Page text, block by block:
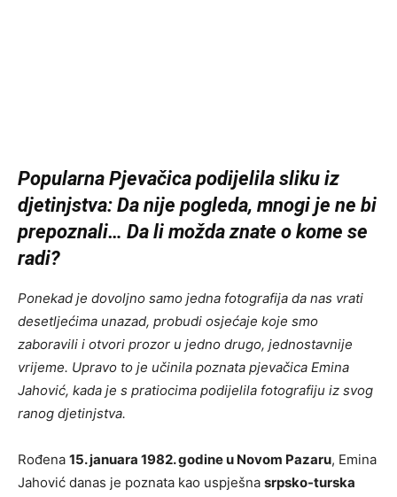
Popularna Pjevačica podijelila sliku iz
djetinjstva: Da nije pogleda, mnogi je ne bi
prepoznali… Da li možda znate o kome se
radi?
Ponekad je dovoljno samo jedna fotografija da nas vrati
desetljećima unazad, probudi osjećaje koje smo
zaboravili i otvori prozor u jedno drugo, jednostavnije
vrijeme. Upravo to je učinila poznata pjevačica Emina
Jahović, kada je s pratiocima podijelila fotografiju iz svog
ranog djetinjstva.
Rođena 15. januara 1982. godine u Novom Pazaru, Emina
Jahović danas je poznata kao uspješna srpsko-turska